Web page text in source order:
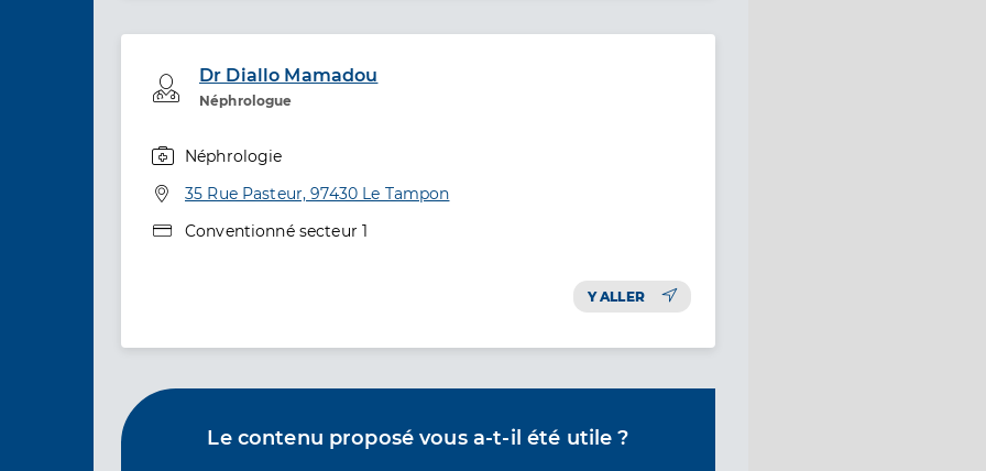
Dr Diallo Mamadou
Néphrologue
Professionel de santé
Néphrologie
Adresse
35 Rue Pasteur, 97430 Le Tampon
Type de convention
Conventionné secteur 1
Y ALLER
Le contenu proposé vous a-t-il été utile ?